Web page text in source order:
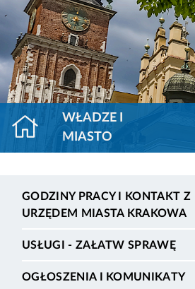
WŁADZE I
MIASTO
GODZINY PRACY I KONTAKT Z
URZĘDEM MIASTA KRAKOWA
USŁUGI - ZAŁATW SPRAWĘ
OGŁOSZENIA I KOMUNIKATY